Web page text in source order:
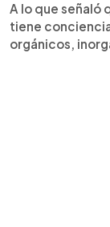
A lo que señaló
tiene
orgánicos,